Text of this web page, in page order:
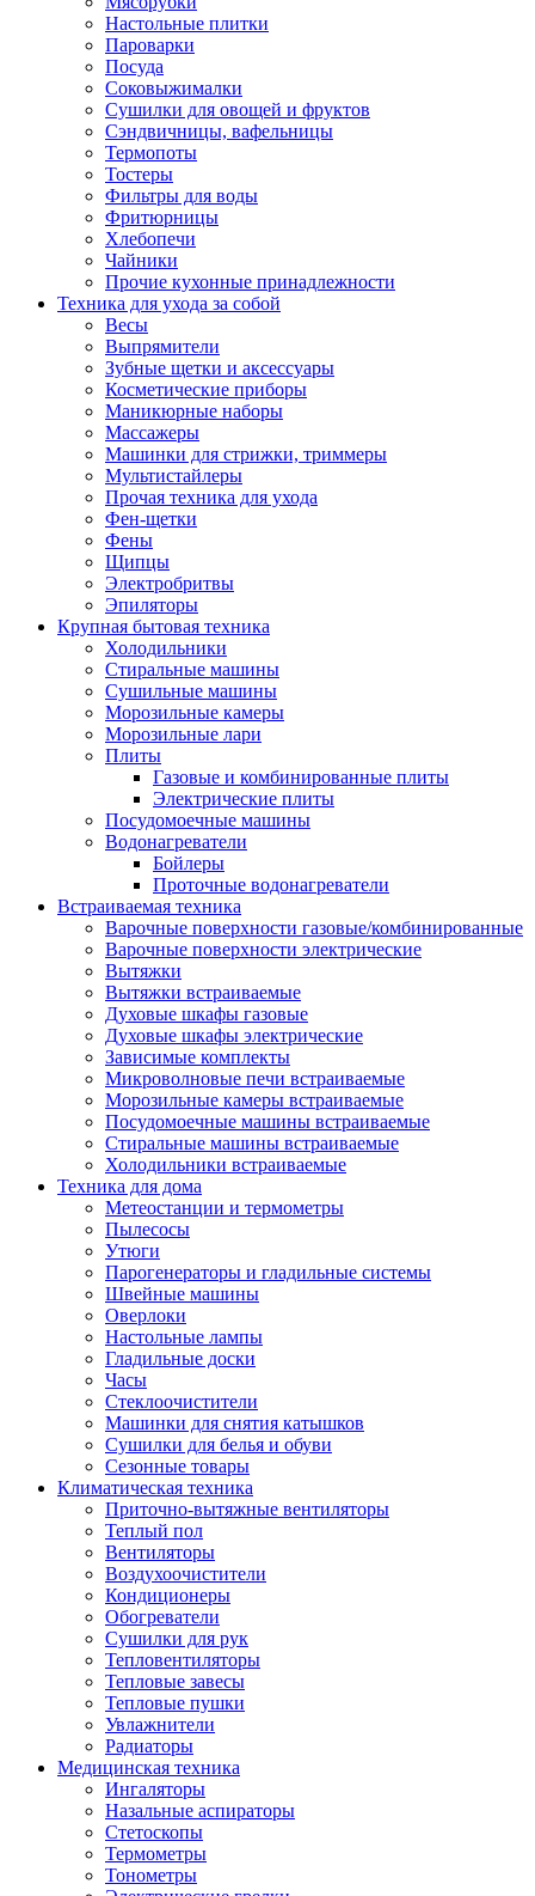
Зависимые комплекты
Посудомоечные машины встраиваемые
Стиральные машины встраиваемые
Холодильники встраиваемые
Техника для дома
Пылесосы
Утюги
Оверлоки
Настольные лампы
Часы
Стеклоочистители
Машинки для снятия катышков
Сушилки для белья и обуви
Климатическая техника
Приточно-вытяжные вентиляторы
Теплый пол
Обогреватели
Тепловентиляторы
Тепловые завесы
Тепловые пушки
Увлажнители
Радиаторы
Медицинская техника
Назальные аспираторы
Стетоскопы
Термометры
Тонометры
Электрические грелки
Аудио-видео техника
Аксессуары для аудио-видео техники
Кабели для аудио и видео
Кронштейны для акустики
Магнитолы
Музыкальные центры
Диктофоны
Домашние кинотеатры
Игровые приставки и аксессуары
Аксессуары к игровым
Музыкальные инструменты
Аксессуары эми
Ди-джейское оборудование
Плееры blu-ray и dvd
Проекционное оборудование
Аксессуары для проекционного
Интерактивные доски
Кронштейны для проекторов
Проекторы
Экраны
Магнитно-маркерные доски
Радиобудильники
Радиоприемники
Саундбары
Системы и компоненты hi-fi
Компоненты hi-fi
Плееры и аксессуары
Плееры
Фото и видеокамеры
Фотоаппараты
Зеркальные фотоаппараты
Экшн-камеры
Аксессуары для фото- видео техники
Штативы
Настольные плитки
Пароварки
Посуда
Соковыжималки
Сушилки для овощей и фруктов
Сэндвичницы, вафельницы
Термопоты
Тостеры
Фильтры для воды
Фритюрницы
Хлебопечи
Чайники
Прочие кухонные принадлежности
Техника для ухода за собой
Весы
Выпрямители
Зубные щетки и аксессуары
Косметические приборы
Маникюрные наборы
Массажеры
Машинки для стрижки, триммеры
Мультистайлеры
Прочая техника для ухода
Фен-щетки
Фены
Щипцы
Электробритвы
Эпиляторы
Крупная бытовая техника
Холодильники
Стиральные машины
Сушильные машины
Морозильные камеры
Морозильные лари
Плиты
Газовые и комбинированные плиты
Электрические плиты
Посудомоечные машины
Водонагреватели
Бойлеры
Проточные водонагреватели
Встраиваемая техника
Варочные поверхности газовые/комбинированные
Варочные поверхности электрические
Вытяжки
Вытяжки встраиваемые
Духовые шкафы газовые
Духовые шкафы электрические
Зависимые комплекты
Микроволновые печи встраиваемые
Морозильные камеры встраиваемые
Посудомоечные машины встраиваемые
Стиральные машины встраиваемые
Холодильники встраиваемые
Техника для дома
Метеостанции и термометры
Пылесосы
Утюги
Парогенераторы и гладильные системы
Швейные машины
Оверлоки
Настольные лампы
Гладильные доски
Часы
Стеклоочистители
Машинки для снятия катышков
Сушилки для белья и обуви
Сезонные товары
Климатическая техника
Приточно-вытяжные вентиляторы
Теплый пол
Вентиляторы
Воздухоочистители
Кондиционеры
Обогреватели
Сушилки для рук
Тепловентиляторы
Тепловые завесы
Тепловые пушки
Увлажнители
Радиаторы
Медицинская техника
Ингаляторы
Назальные аспираторы
Стетоскопы
Термометры
Тонометры